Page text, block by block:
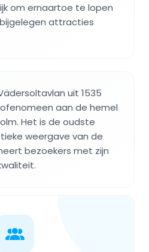
om ernaartoe te lopen
attracties
uit 1535
aan de hemel
Het is de oudste
weergave van de
bezoekers met zijn